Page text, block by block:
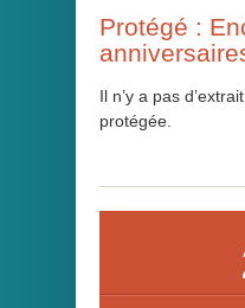
Protégé :
Il n’y a pas
protégée.